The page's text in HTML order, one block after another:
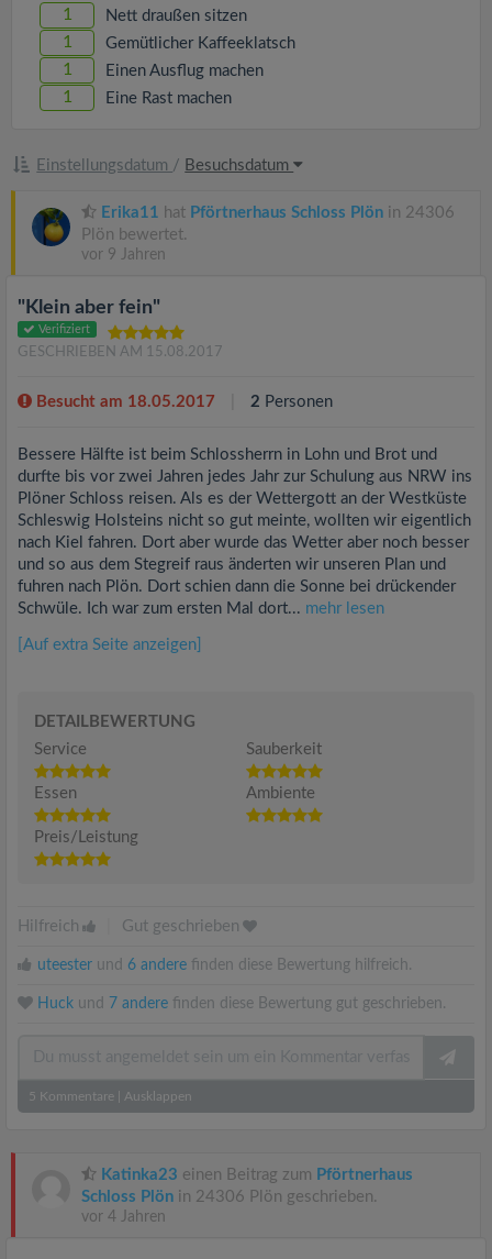
1 Nett draußen sitzen
1 Gemütlicher Kaffeeklatsch
1 Einen Ausflug machen
1 Eine Rast machen
Einstellungsdatum / Besuchsdatum
Erika11 hat Pförtnerhaus Schloss Plön in 24306
Plön bewertet.
vor 9 Jahren
"Klein aber fein"
Verifiziert
GESCHRIEBEN AM 15.08.2017
Besucht am 18.05.2017 2 Personen
Bessere Hälfte ist beim Schlossherrn in Lohn und Brot und
durfte bis vor zwei Jahren jedes Jahr zur Schulung aus NRW ins
Plöner Schloss reisen. Als es der Wettergott an der Westküste
Schleswig Holsteins nicht so gut meinte, wollten wir eigentlich
nach Kiel fahren. Dort aber wurde das Wetter aber noch besser
und so aus dem Stegreif raus änderten wir unseren Plan und
fuhren nach Plön. Dort schien dann die Sonne bei drückender
Schwüle. Ich war zum ersten Mal dort... mehr lesen
[Auf extra Seite anzeigen]
DETAILBEWERTUNG
Service
Sauberkeit
Essen Ambiente
Preis/Leistung
Hilfreich Gut geschrieben
uteester und 6 andere finden diese Bewertung hilfreich.
Huck und 7 andere finden diese Bewertung gut geschrieben.
5 Kommentare Ausklappen
Katinka23 einen Beitrag zum Pförtnerhaus
Schloss Plön in 24306 Plön geschrieben.
vor 4 Jahren